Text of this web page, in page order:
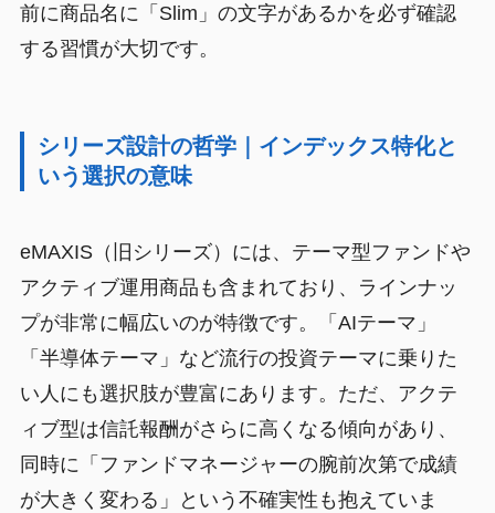
前に商品名に「Slim」の文字があるかを必ず確認
する習慣が大切です。
シリーズ設計の哲学｜インデックス特化と
いう選択の意味
eMAXIS（旧シリーズ）には、テーマ型ファンドや
アクティブ運用商品も含まれており、ラインナッ
プが非常に幅広いのが特徴です。「AIテーマ」
「半導体テーマ」など流行の投資テーマに乗りた
い人にも選択肢が豊富にあります。ただ、アクテ
ィブ型は信託報酬がさらに高くなる傾向があり、
同時に「ファンドマネージャーの腕前次第で成績
が大きく変わる」という不確実性も抱えていま